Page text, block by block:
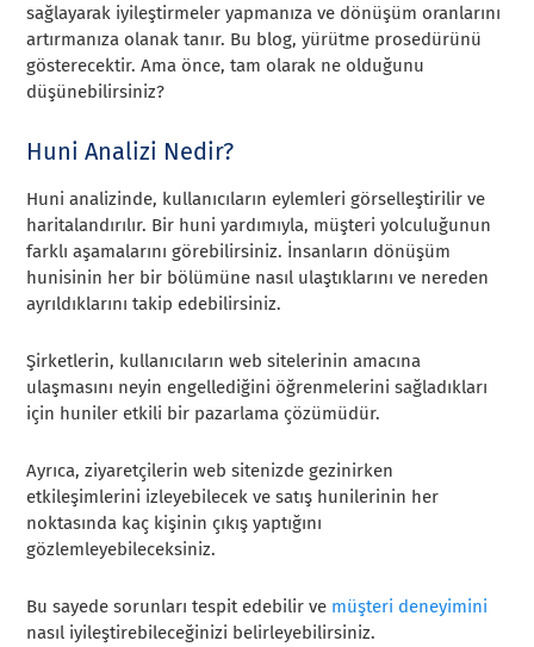
sağlayarak iyileştirmeler yapmanıza ve dönüşüm oranlarını
artırmanıza olanak tanır. Bu blog, yürütme prosedürünü
gösterecektir. Ama önce, tam olarak ne olduğunu
düşünebilirsiniz?
Huni Analizi Nedir?
Huni analizinde, kullanıcıların eylemleri görselleştirilir ve
haritalandırılır. Bir huni yardımıyla, müşteri yolculuğunun
farklı aşamalarını görebilirsiniz. İnsanların dönüşüm
hunisinin her bir bölümüne nasıl ulaştıklarını ve nereden
ayrıldıklarını takip edebilirsiniz.
Şirketlerin, kullanıcıların web sitelerinin amacına
ulaşmasını neyin engellediğini öğrenmelerini sağladıkları
için huniler etkili bir pazarlama çözümüdür.
Ayrıca, ziyaretçilerin web sitenizde gezinirken
etkileşimlerini izleyebilecek ve satış hunilerinin her
noktasında kaç kişinin çıkış yaptığını
gözlemleyebileceksiniz.
Bu sayede sorunları tespit edebilir ve müşteri deneyimini
nasıl iyileştirebileceğinizi belirleyebilirsiniz.